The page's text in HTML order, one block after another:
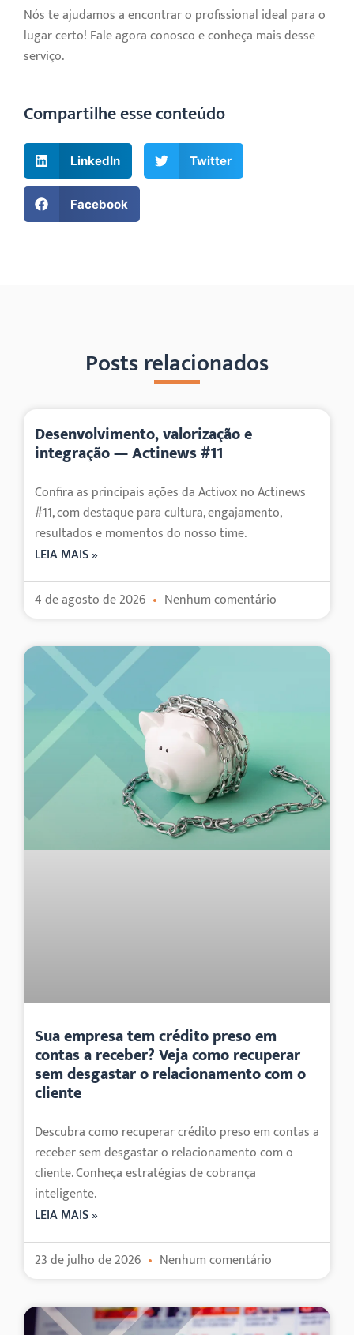
Nós te ajudamos a encontrar o profissional ideal para o
lugar certo! Fale agora conosco e conheça mais desse
serviço.
Compartilhe esse conteúdo
LinkedIn Twitter
Facebook
Posts relacionados
Desenvolvimento, valorização e
integração — Actinews #11
Confira as principais ações da Activox no Actinews
#11, com destaque para cultura, engajamento,
resultados e momentos do nosso time.
LEIA MAIS »
4 de agosto de 2026 Nenhum comentário
Sua empresa tem crédito preso em
contas a receber? Veja como recuperar
sem desgastar o relacionamento com o
cliente
Descubra como recuperar crédito preso em contas a
receber sem desgastar o relacionamento com o
cliente. Conheça estratégias de cobrança
inteligente.
LEIA MAIS »
23 de julho de 2026 Nenhum comentário